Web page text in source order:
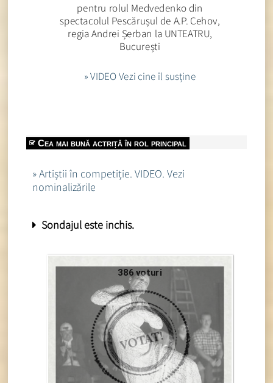
pentru rolul Medvedenko din
spectacolul Pescărușul de A.P. Cehov,
regia Andrei Șerban la UNTEATRU,
București
» VIDEO Vezi cine îl susține
Cea mai bună actriță în rol principal
» Artiștii în competiție. VIDEO. Vezi
nominalizările
Sondajul este inchis.
386 voturi